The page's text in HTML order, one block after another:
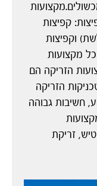
קפיצות
וקפיצות
מקצועות
הזריקה הם
הזריקה
חשיבות גבוהה
זריקת